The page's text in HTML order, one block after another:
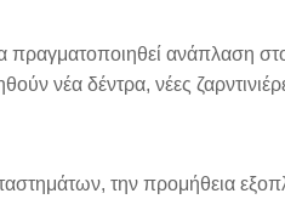
πραγματοποιηθεί ανάπλαση
νέα δέντρα, νέες
την προμήθεια